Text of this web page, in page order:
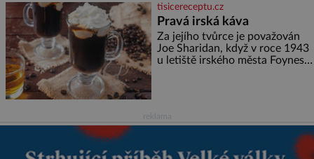
marně v paměti lovíte název
knížky, kterou jste nedávno
přečetli. Je to opravdu tak, s
věkem jako kdyby se paměť
rozhodla stávkovat. Cvičte
tisicereceptu.cz
Pravá irská káva
Za jejího tvůrce je považován
Joe Sharidan, když v roce 1943
u letiště irského města Foynes